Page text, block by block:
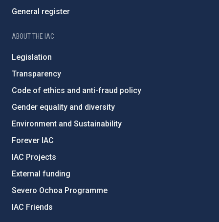
General register
ABOUT THE IAC
Legislation
Transparency
Code of ethics and anti-fraud policy
Gender equality and diversity
Environment and Sustainability
Forever IAC
IAC Projects
External funding
Severo Ochoa Programme
IAC Friends